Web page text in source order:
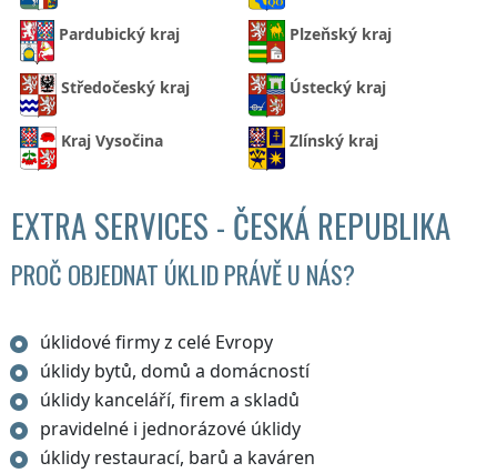
Pardubický kraj Plzeňský kraj
Středočeský kraj Ústecký kraj
Kraj Vysočina Zlínský kraj
EXTRA SERVICES - ČESKÁ REPUBLIKA
PROČ OBJEDNAT ÚKLID PRÁVĚ U NÁS?
úklidové firmy z celé Evropy
úklidy bytů, domů a domácností
úklidy kanceláří, firem a skladů
pravidelné i jednorázové úklidy
úklidy restaurací, barů a kaváren